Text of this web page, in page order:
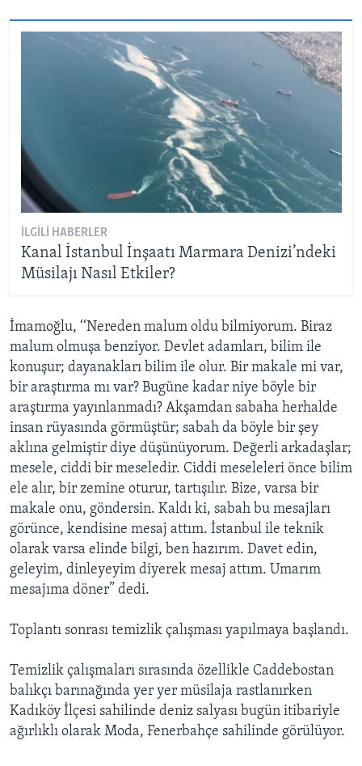
İLGILI HABERLER
Kanal İstanbul İnşaatı Marmara Denizi’ndeki
Müsilajı Nasıl Etkiler?
İmamoğlu, ‘‘Nereden malum oldu bilmiyorum. Biraz
malum olmuşa benziyor. Devlet adamları, bilim ile
konuşur; dayanakları bilim ile olur. Bir makale mi var,
bir araştırma mı var? Bugüne kadar niye böyle bir
araştırma yayınlanmadı? Akşamdan sabaha herhalde
insan rüyasında görmüştür; sabah da böyle bir şey
aklına gelmiştir diye düşünüyorum. Değerli arkadaşlar;
mesele, ciddi bir meseledir. Ciddi meseleleri önce bilim
ele alır, bir zemine oturur, tartışılır. Bize, varsa bir
makale onu, göndersin. Kaldı ki, sabah bu mesajları
görünce, kendisine mesaj attım. İstanbul ile teknik
olarak varsa elinde bilgi, ben hazırım. Davet edin,
geleyim, dinleyeyim diyerek mesaj attım. Umarım
mesajıma döner” dedi.
Toplantı sonrası temizlik çalışması yapılmaya başlandı.
Temizlik çalışmaları sırasında özellikle Caddebostan
balıkçı barınağında yer yer müsilaja rastlanırken
Kadıköy İlçesi sahilinde deniz salyası bugün itibariyle
ağırlıklı olarak Moda, Fenerbahçe sahilinde görülüyor.